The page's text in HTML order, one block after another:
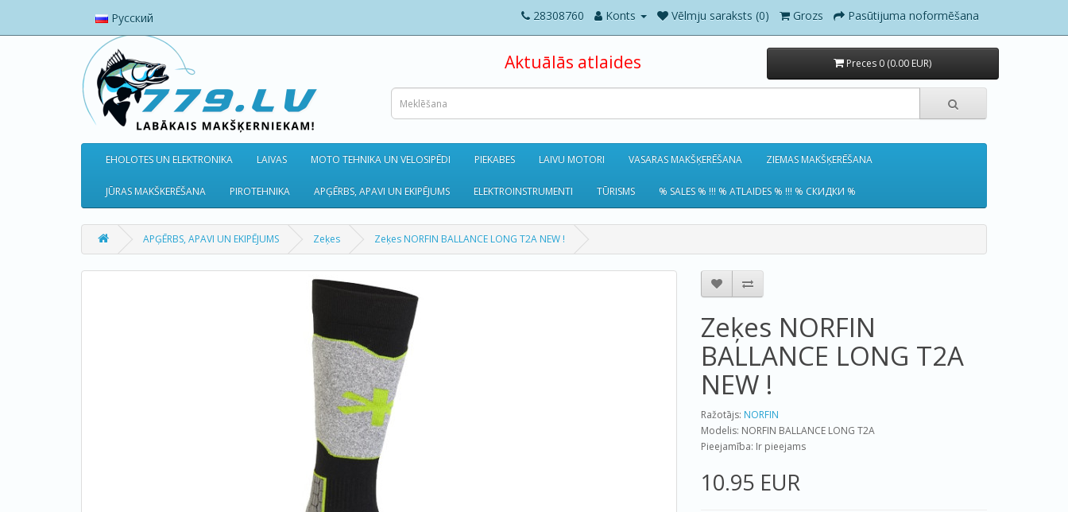
Русский 28308760 Konts Vēlmju saraksts (0) Grozs Pasūtijuma noformēšana
Aktuālās atlaides Preces 0 (0.00 EUR)
EHOLOTES UN ELEKTRONIKA LAIVAS MOTO TEHNIKA UN VELOSIPĒDI PIEKABES LAIVU MOTORI VASARAS MAKŠĶERĒŠANA ZIEMAS MAKŠĶERĒŠANA
JŪRAS MAKŠKERĒŠANA PIROTEHNIKA APĢĒRBS, APAVI UN EKIPĒJUMS ELEKTROINSTRUMENTI TŪRISMS % SALES % !!! % ATLAIDES % !!! % СКИДКИ %
APĢĒRBS, APAVI UN EKIPĒJUMS Zeķes Zeķes NORFIN BALLANCE LONG T2A NEW !
Zeķes NORFIN
BALLANCE LONG T2A
NEW !
Ražotājs: NORFIN
Modelis: NORFIN BALLANCE LONG T2A
Pieejamība: Ir pieejams
10.95 EUR